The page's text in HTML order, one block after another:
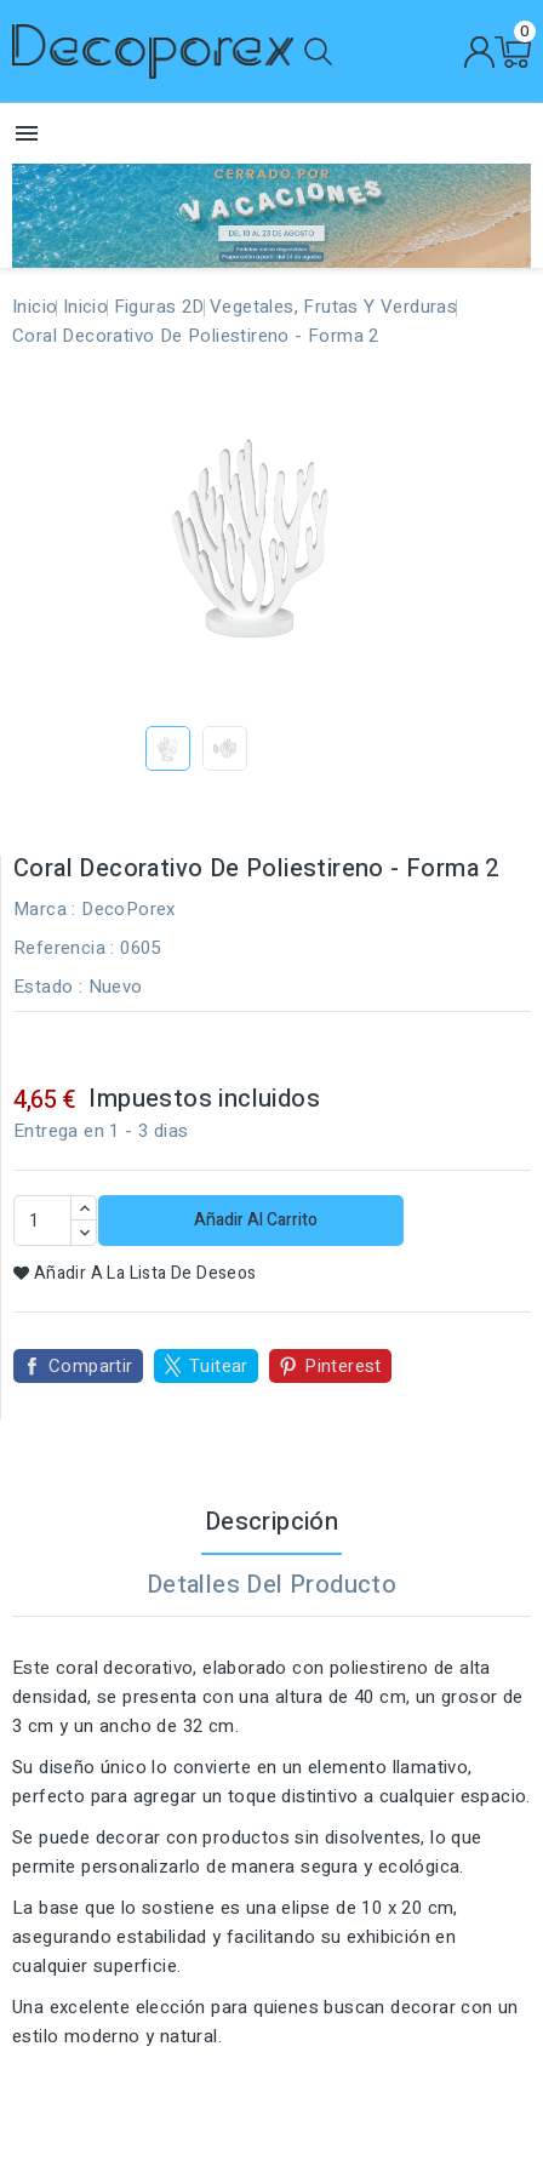
0

Inicio Inicio Figuras 2D Vegetales, Frutas Y Verduras
Coral Decorativo De Poliestireno - Forma 2
Coral Decorativo De Poliestireno - Forma 2
Marca : DecoPorex
Referencia : 0605
Estado : Nuevo
4,65 € Impuestos incluidos
Entrega en 1 - 3 dias
Añadir Al Carrito
Añadir A La Lista De Deseos
Compartir Tuitear Pinterest
Descripción
Detalles Del Producto
Este coral decorativo, elaborado con poliestireno de alta
densidad, se presenta con una altura de 40 cm, un grosor de
3 cm y un ancho de 32 cm.
Su diseño único lo convierte en un elemento llamativo,
perfecto para agregar un toque distintivo a cualquier espacio.
Se puede decorar con productos sin disolventes, lo que
permite personalizarlo de manera segura y ecológica.
La base que lo sostiene es una elipse de 10 x 20 cm,
asegurando estabilidad y facilitando su exhibición en
cualquier superficie.
Una excelente elección para quienes buscan decorar con un
estilo moderno y natural.